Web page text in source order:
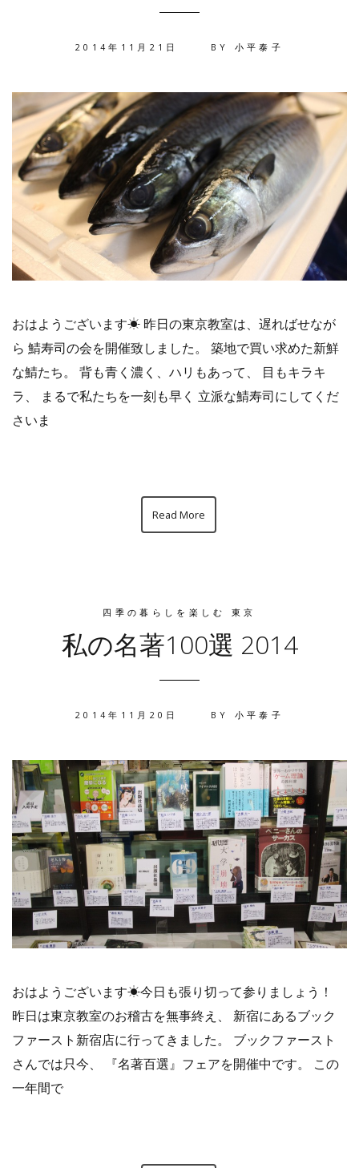
2014年11月21日 BY 小平泰子
おはようございます☀︎ 昨日の東京教室は、遅ればせなが
ら 鯖寿司の会を開催致しました。 築地で買い求めた新鮮
な鯖たち。 背も青く濃く、ハリもあって、 目もキラキ
ラ、 まるで私たちを一刻も早く 立派な鯖寿司にしてくだ
さいま
Read More
四季の暮らしを楽しむ 東京
私の名著100選 2014
2014年11月20日 BY 小平泰子
おはようございます☀︎今日も張り切って参りましょう！
昨日は東京教室のお稽古を無事終え、 新宿にあるブック
ファースト新宿店に行ってきました。 ブックファースト
さんでは只今、 『名著百選』フェアを開催中です。 この
一年間で